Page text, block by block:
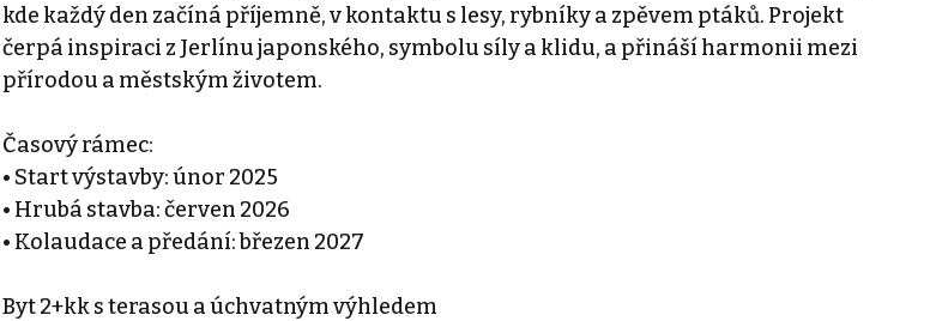
kde každý den začíná příjemně, v kontaktu s lesy, rybníky a zpěvem ptáků. Projekt
čerpá inspiraci z Jerlínu japonského, symbolu síly a klidu, a přináší harmonii mezi
přírodou a městským životem.
Časový rámec:
• Start výstavby: únor 2025
• Hrubá stavba: červen 2026
• Kolaudace a předání: březen 2027
Byt 2+kk s terasou a úchvatným výhledem